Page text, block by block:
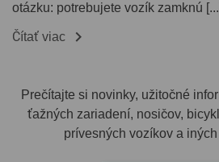
otázku: potrebujete vozík zamknú
Čítať viac 
Prečítajte si novinky, užitočné
ťažných zariadení, nosičov,
prívesných vozíkov a